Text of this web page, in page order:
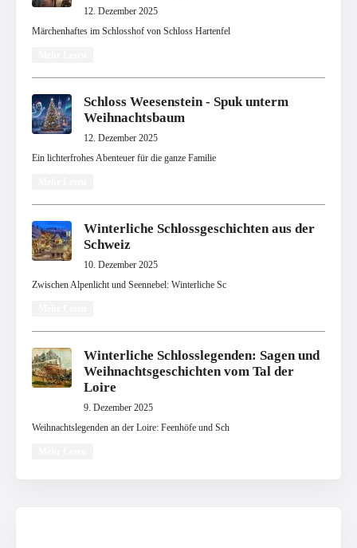
12. Dezember 2025
Märchenhaftes im Schlosshof von Schloss Hartenfel
Schloss Weesenstein - Spuk unterm
Weihnachtsbaum
12. Dezember 2025
Ein lichterfrohes Abenteuer für die ganze Familie
Winterliche Schlossgeschichten aus der
Schweiz
10. Dezember 2025
Zwischen Alpenlicht und Seennebel: Winterliche Sc
Winterliche Schlosslegenden: Sagen und
Weihnachtsgeschichten vom Tal der
Loire
9. Dezember 2025
Weihnachtslegenden an der Loire: Feenhöfe und Sch